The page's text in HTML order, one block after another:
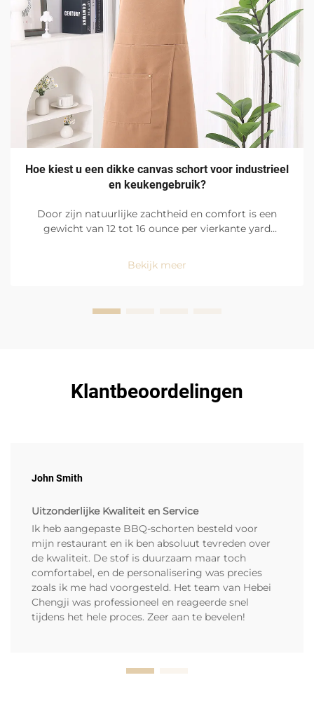
Hoe kiest u een dikke canvas schort voor industrieel
en keukengebruik?
Door zijn natuurlijke zachtheid en comfort is een
gewicht van 12 tot 16 ounce per vierkante yard
Met een gelijkmatig verdeelde en dichte
Bekijk meer
Klantbeoordelingen
John Smith
Uitzonderlijke Kwaliteit en Service
Ik heb aangepaste BBQ-schorten besteld voor
mijn restaurant en ik ben absoluut tevreden over
de kwaliteit. De stof is duurzaam maar toch
comfortabel, en de personalisering was precies
zoals ik me had voorgesteld. Het team van Hebei
Chengji was professioneel en reageerde snel
tijdens het hele proces. Zeer aan te bevelen!